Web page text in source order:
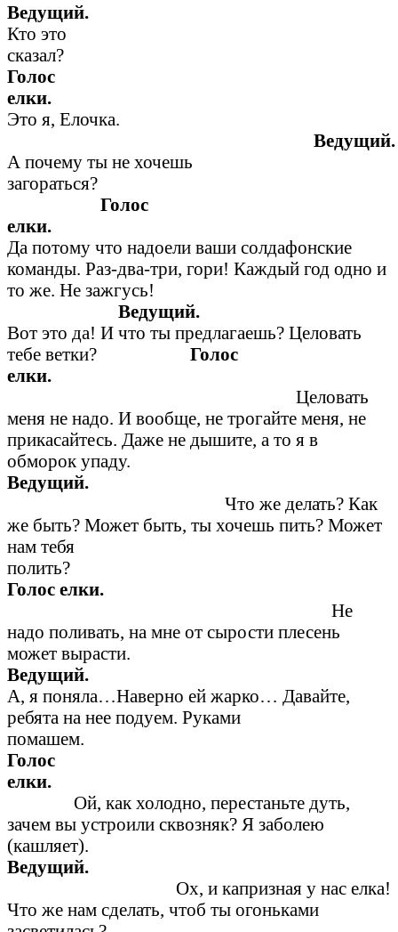
Кто это
Голос
Это я, Елочка.
А почему ты не хочешь
загораться?
Голос
Да потому что надоели ваши солдафонские
команды. Раз-два-три, гори! Каждый год одно и
то же. Не зажгусь!
Вот это да! И что ты предлагаешь? Целовать
тебе ветки? Голос
елки.
Целовать
меня не надо. И вообще, не трогайте меня, не
прикасайтесь. Даже не дышите, а то я в
обморок упаду.
Ведущий.
Что же делать? Как
же быть? Может быть, ты хочешь пить? Может
нам тебя
Голос елки.
Не
надо поливать, на мне от сырости плесень
может вырасти.
А, я поняла…Наверно ей жарко… Давайте,
ребята на нее подуем. Руками
Голос
Ой, как холодно, перестаньте дуть,
зачем вы устроили сквозняк? Я заболею
Ведущий.
Ох, и капризная у нас елка!
Что же нам сделать, чтоб ты огоньками